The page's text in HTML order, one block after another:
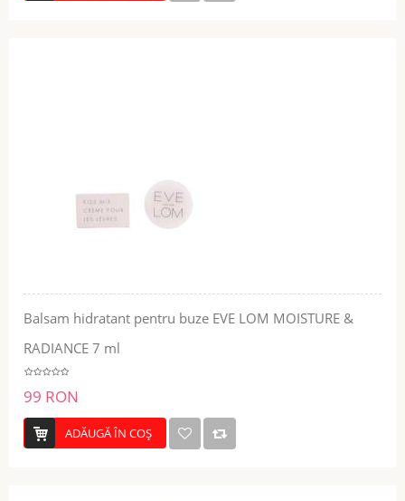
Balsam hidratant pentru buze EVE LOM MOISTURE &
RADIANCE 7 ml
99 RON
ADĂUGĂ ÎN COŞ